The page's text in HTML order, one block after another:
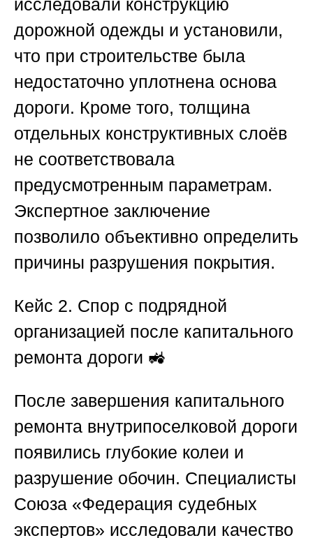
исследовали конструкцию
дорожной одежды и установили,
что при строительстве была
недостаточно уплотнена основа
дороги. Кроме того, толщина
отдельных конструктивных слоёв
не соответствовала
предусмотренным параметрам.
Экспертное заключение
позволило объективно определить
причины разрушения покрытия.
Кейс 2. Спор с подрядной
организацией после капитального
ремонта дороги 🚜
После завершения капитального
ремонта внутрипоселковой дороги
появились глубокие колеи и
разрушение обочин. Специалисты
Союза «Федерация судебных
экспертов» исследовали качество